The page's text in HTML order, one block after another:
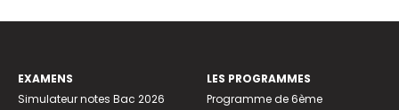
EXAMENS
Simulateur notes Bac 2026
LES PROGRAMMES
Programme de 6ème